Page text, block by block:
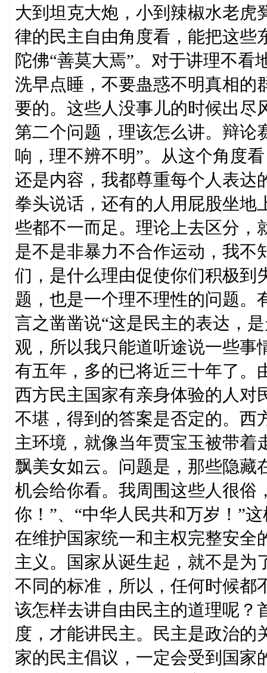
大到坦克大炮，小到辣椒水老虎
律的民主自由角度看，能把这些
陀佛“善莫大焉”。对于讲理不
洗早点睡，不要蛊惑不明真相的
要的。这些人没事儿的时候出尽
第二个问题，理该怎么讲。辩论
响，理不辨不明”。从这个角度
还是内容，我都尊重每个人表达
拳头说话，还有的人用屁股坐地
些都不一而足。理论上去区分，
是不是非暴力不合作运动，我不
们，是什么理由促使你们积极到
题，也是一个理不理性的问题。
言之凿凿说“这是民主的表达，
观，所以我只能道听途说一些事
有五年，多的已将近三十年了。
西方民主国家有亲身体验的人对
不堪，得到的答案是否定的。西
主环境，就像当年贾宝玉被带着
飘美女如云。问题是，那些隐藏
机会给你看。我周围这些人很俗
你！”、“中华人民共和万岁！”
在维护国家统一和主权完整安全
主义。国家从诞生起，就不是为
不同的标准，所以，任何时候都
该怎样去讲自由民主的道理呢？
度，才能讲民主。民主是政治的
家的民主倡议，一定会受到国家